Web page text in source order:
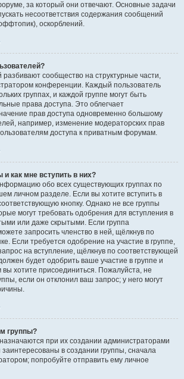
за который они отвечают. Основные задачи
несоответствия содержания сообщений
оскорблений.
разбивают сообщество на структурные части,
конференции. Каждый пользователь
группах, и каждой группе могут быть
права доступа. Это облегчает
прав доступа одновременно большому
например, изменение модераторских прав
доступа к приватным форумам.
и как мне вступить в них?
обо всех существующих группах по
личном разделе. Если вы хотите вступить в
кнопку. Однако не все группы
могут требовать одобрения для вступления в
или даже скрытыми. Если группа
запросить членство в ней, щёлкнув по
Если требуется одобрение на участие в группе,
на вступление, щёлкнув по соответствующей
будет одобрить ваше участие в группе и
вы хотите присоединиться. Пожалуйста, не
если он отклонил ваш запрос; у него могут
группы?
при их создании администраторами
в создании группы, сначала
попробуйте отправить ему личное